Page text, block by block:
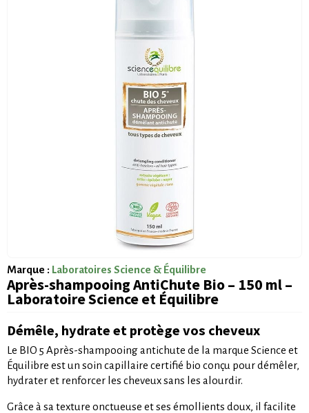
Marque : Laboratoires Science & Équilibre
Après-shampooing AntiChute Bio – 150 ml –
Laboratoire Science et Équilibre
Démêle, hydrate et protège vos cheveux
Le BIO 5 Après-shampooing antichute de la marque Science et
Équilibre est un soin capillaire certifié bio conçu pour démêler,
hydrater et renforcer les cheveux sans les alourdir.
Grâce à sa texture onctueuse et ses émollients doux, il facilite